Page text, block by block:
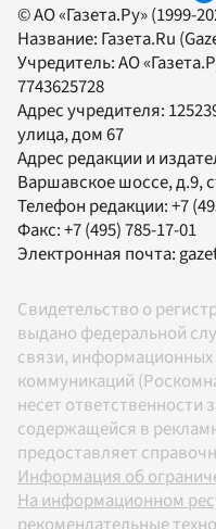
© АО «Газета.Ру» (1999-
Название: Газета.Ru
Учредитель:АО
7743625728
Адрес учредителя:
улица, дом 67
Адрес редакции и
Варшавское шоссе, д.9,
Телефон редакции:+7
Факс:+7 (495) 785-17-01
Электронная почта:
Свидетельство о
выдано федеральной
связи, информационных
коммуникаций
несет
содержащейся в
предоставляет
Информация об
На информационном